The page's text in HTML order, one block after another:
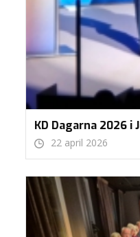
KD Dagarna 2026 i
22 april 2026